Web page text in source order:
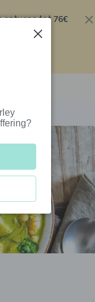
ontvang tot 76€